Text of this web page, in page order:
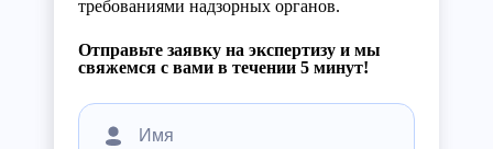
требованиями надзорных органов.
Отправьте заявку на экспертизу и мы
свяжемся с вами в течении 5 минут!